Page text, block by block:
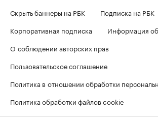
Скрыть баннеры на РБК
Подписка на РБК
Корпоративная подписка
Информация
О соблюдении авторских прав
Пользовательское соглашение
Политика в отношении обработки
Политика обработки файлов cookie